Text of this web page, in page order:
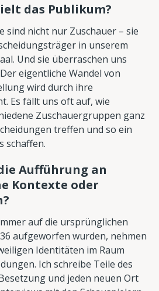
das Publikum?
sind nicht nur Zuschauer – sie
in unserem
Und sie überraschen uns
eigentliche Wandel von
wird durch ihre
Es fällt uns oft auf, wie
Zuschauergruppen ganz
treffen und so ein
schaffen.
Aufführung an
Kontexte oder
auf die ursprünglichen
aufgeworfen wurden, nehmen
Identitäten im Raum
Ich schreibe Teile des
und jeden neuen Ort